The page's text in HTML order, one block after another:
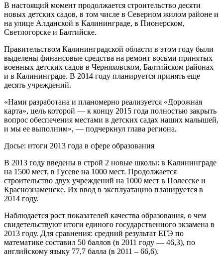
В настоящий момент продолжается строительство десяти
новых детских садов, в том числе в Северном жилом районе и
на улице Алданской в Калининграде, в Пионерском,
Светлогорске и Балтийске.
Правительством Калининградской области в этом году были
выделены финансовые средства на ремонт восьми принятых
военных детских садов в Черняховском, Балтийском районах
и в Калининграде. В 2014 году планируется принять еще
десять учреждений.
«Нами разработана и планомерно реализуется «Дорожная
карта», цель которой — к концу 2015 года полностью закрыть
вопрос обеспечения местами в детских садах наших малышей,
и мы ее выполним», — подчеркнул глава региона.
Досье: итоги 2013 года в сфере образования
В 2013 году введены в строй 2 новые школы: в Калининграде
на 1500 мест, в Гусеве на 1000 мест. Продолжается
строительство двух учреждений на 1000 мест в Полесске и
Краснознаменске. Их ввод в эксплуатацию планируется в
2014 году.
Наблюдается рост показателей качества образования, о чем
свидетельствуют итоги единого государственного экзамена в
2013 году. Для сравнения: средний результат ЕГЭ по
математике составил 50 баллов (в 2011 году — 46,3), по
английскому языку 77,7 балла (в 2011 – 66,6).